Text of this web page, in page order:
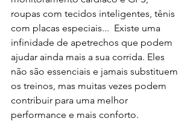
roupas com tecidos inteligentes, tênis
com placas especiais...  Existe uma
infinidade de apetrechos que podem
ajudar ainda mais a sua corrida. Eles
não são essenciais e jamais substituem
os treinos, mas muitas vezes podem
contribuir para uma melhor
performance e mais conforto.